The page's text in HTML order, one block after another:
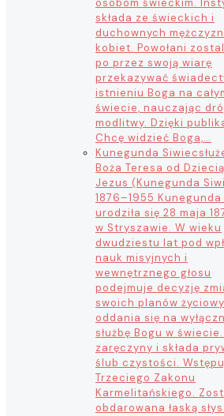
składa ze świeckich i
duchownych
kobiet. Powołani
po przez swoją wiarę
przekazywać
istnieniu Boga na
świecie, nauczając
modlitwy. Dzięki
Chcę widzieć Boga,…
Kunegunda Siwiec
Boża Teresa od
Jezus (Kunegunda
1876–1955
urodziła się 28 maja
w Stryszawie. W wieku
dwudziestu lat pod
nauk misyjnych i
wewnętrznego głosu
podejmuje decyzję
swoich planów
oddania się na
służbę Bogu w
zaręczyny i składa
ślub czystości.
Trzeciego Zakonu
Karmelitańskiego.
obdarowana łaską